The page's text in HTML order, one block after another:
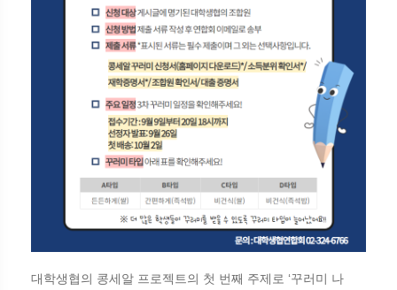
대학생협의 콩세알 프로젝트의 첫 번째 주제로 ‘꾸러미 나